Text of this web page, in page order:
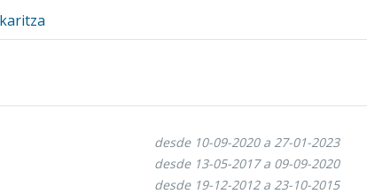
desde 10-09-2020 a 27-01-2023
desde 13-05-2017 a 09-09-2020
desde 19-12-2012 a 23-10-2015